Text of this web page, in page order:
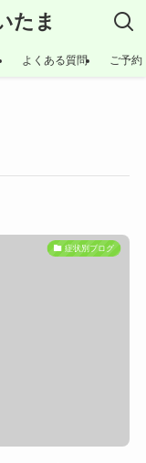
たま
よくある質問 ご予約
症状別ブログ